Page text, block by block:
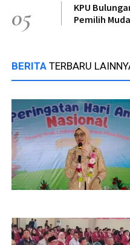
05
KPU
Pemilih
BERITA TERBARU